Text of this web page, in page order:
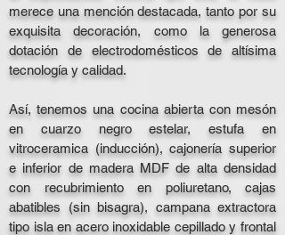
merece una mención destacada, tanto por su
exquisita decoración, como la generosa
dotación de electrodomésticos de altísima
tecnología y calidad.
Así, tenemos una cocina abierta con mesón
en cuarzo negro estelar, estufa en
vitroceramica (inducción), cajonería superior
e inferior de madera MDF de alta densidad
con recubrimiento en poliuretano, cajas
abatibles (sin bisagra), campana extractora
tipo isla en acero inoxidable cepillado y frontal